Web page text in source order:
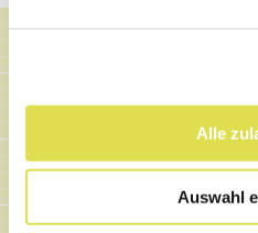
Alle
Auswahl
Wie
Doppelemulsion
Einfachemulsion?